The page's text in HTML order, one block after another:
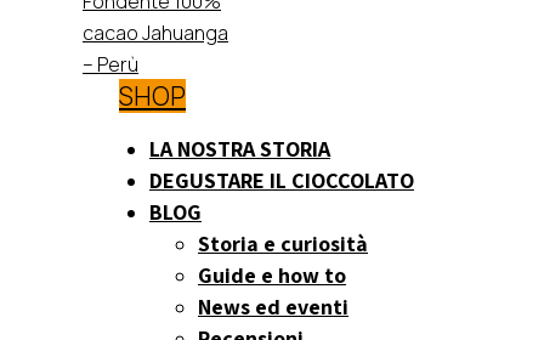
SHOP
LA NOSTRA STORIA
DEGUSTARE IL CIOCCOLATO
BLOG
Storia e curiosità
Guide e how to
News ed eventi